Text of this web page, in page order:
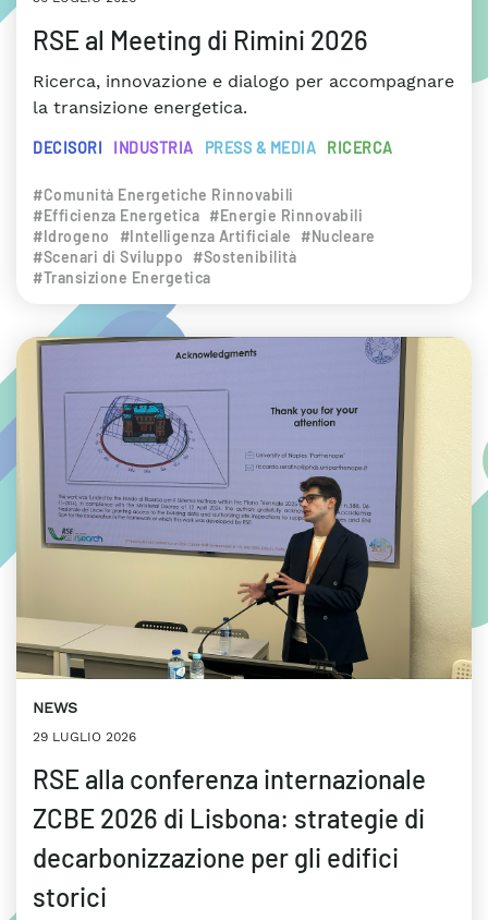
RSE al Meeting di Rimini 2026
Ricerca, innovazione e dialogo per accompagnare
la transizione energetica.
DECISORI INDUSTRIA PRESS & MEDIA RICERCA
#Comunità Energetiche Rinnovabili
#Efficienza Energetica #Energie Rinnovabili
#Idrogeno
#Intelligenza Artificiale
#Nucleare
#Scenari di Sviluppo
#Sostenibilità
#Transizione Energetica
NEWS
29 LUGLIO 2026
RSE alla conferenza internazionale
ZCBE 2026 di Lisbona: strategie di
decarbonizzazione per gli edifici
storici